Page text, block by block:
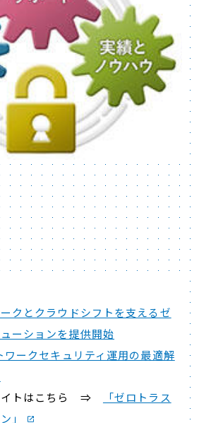
クとクラウドシフトを支えるゼ
ーションを提供開始
ワークセキュリティ運用の最適解
イトはこちら ⇒
「ゼロトラス
」